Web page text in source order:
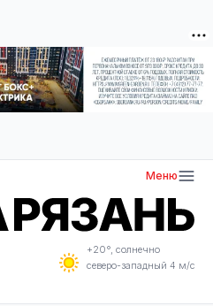
Меню
+20°, солнечно
северо-западный 4 м/с